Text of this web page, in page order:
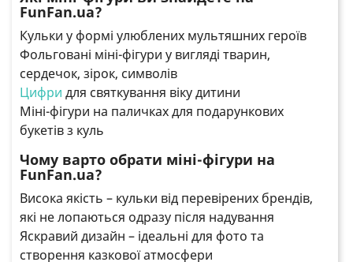
FunFan.ua?
Кульки у формі улюблених мультяшних героїв
Фольговані міні-фігури у вигляді тварин,
сердечок, зірок, символів
Цифри для святкування віку дитини
Міні-фігури на паличках для подарункових
букетів з куль
Чому варто обрати міні-фігури на
FunFan.ua?
Висока якість – кульки від перевірених брендів,
які не лопаються одразу після надування
Яскравий дизайн – ідеальні для фото та
створення казкової атмосфери